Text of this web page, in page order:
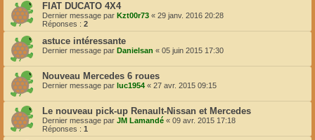
FIAT DUCATO 4X4
Dernier message par Kzt00r73 « 29 janv. 2016 20:28
Réponses : 2
astuce intéressante
Dernier message par Danielsan « 05 juin 2015 17:30
Nouveau Mercedes 6 roues
Dernier message par luc1954 « 27 avr. 2015 09:15
Le nouveau pick-up Renault-Nissan et Mercedes
Dernier message par JM Lamandé « 09 avr. 2015 17:18
Réponses : 1